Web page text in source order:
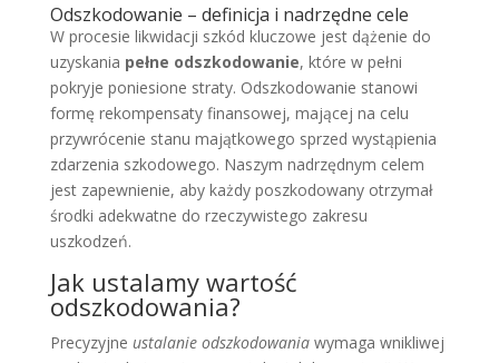
Odszkodowanie – definicja i nadrzędne cele
W procesie likwidacji szkód kluczowe jest dążenie do
uzyskania pełne odszkodowanie, które w pełni
pokryje poniesione straty. Odszkodowanie stanowi
formę rekompensaty finansowej, mającej na celu
przywrócenie stanu majątkowego sprzed wystąpienia
zdarzenia szkodowego. Naszym nadrzędnym celem
jest zapewnienie, aby każdy poszkodowany otrzymał
środki adekwatne do rzeczywistego zakresu
uszkodzeń.
Jak ustalamy wartość
odszkodowania?
Precyzyjne ustalanie odszkodowaniawymaga wnikliwej